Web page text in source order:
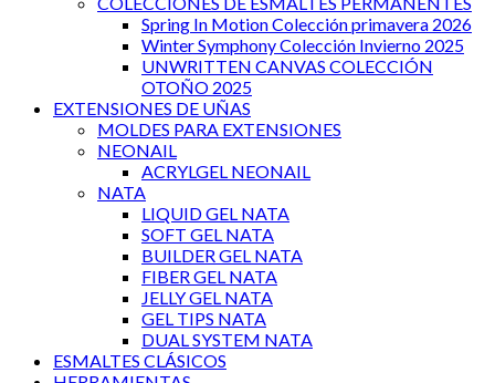
Spring In Motion Colección primavera 2026
Winter Symphony Colección Invierno 2025
UNWRITTEN CANVAS COLECCIÓN
OTOÑO 2025
EXTENSIONES DE UÑAS
MOLDES PARA EXTENSIONES
NEONAIL
ACRYLGEL NEONAIL
NATA
LIQUID GEL NATA
SOFT GEL NATA
BUILDER GEL NATA
FIBER GEL NATA
JELLY GEL NATA
GEL TIPS NATA
DUAL SYSTEM NATA
ESMALTES CLÁSICOS